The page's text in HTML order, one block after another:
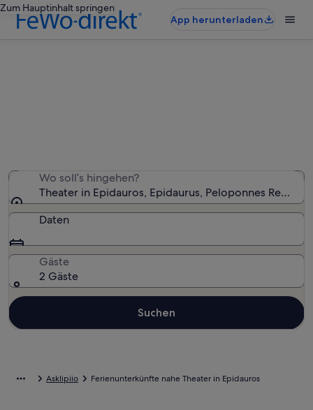
Zum Hauptinhalt springen
App herunterladen
Wo soll’s hingehen?
Theater in Epidauros, Epidaurus, Peloponnes Region,
Daten
Gäste
2 Gäste
Suchen
Asklipiio Ferienunterkünfte nahe Theater in Epidauros